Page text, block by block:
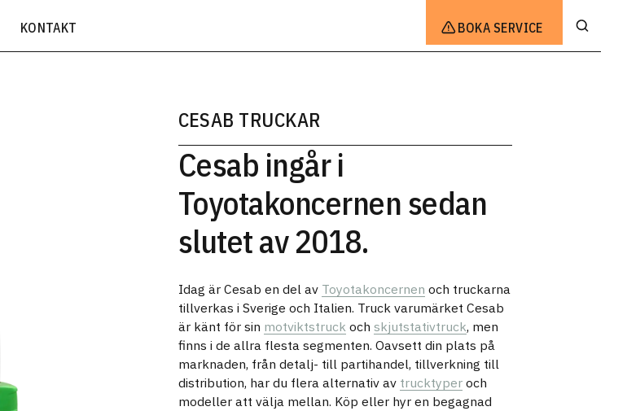
KONTAKT BOKA SERVICE
CESAB TRUCKAR
Cesab ingår i
Toyotakoncernen sedan
slutet av 2018.
Idag är Cesab en del av Toyotakoncernen och truckarna
tillverkas i Sverige och Italien. Truck varumärket Cesab
är känt för sin motviktstruckoch skjutstativtruck, men
finns i de allra flesta segmenten. Oavsett din plats på
marknaden, från detalj- till partihandel, tillverkning till
distribution, har du flera alternativ av trucktyperoch
modeller att välja mellan. Köp eller hyr en begagnad